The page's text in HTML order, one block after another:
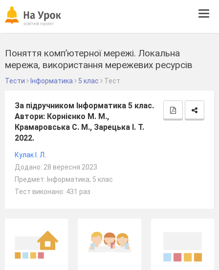
Поняття комп’ютерної мережі. Локальна
мережа, використання мережевих ресурсів
Тести Інформатика 5 клас Тест
За підручником Інформатика 5 клас.
Автори: Корнієнко М. М.,
Крамаровська С. М., Зарецька І. Т.
2022.
Кулак І. Л.
Додано: 28 вересня 2023
Предмет: Інформатика, 5 клас
Тест виконано: 431 раз